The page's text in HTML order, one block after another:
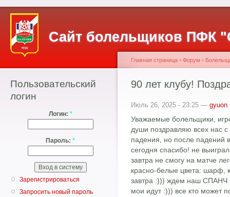
Сайт болельщиков ПФК
Пользовательский
логин
Логин: *
Пароль: *
Зарегистрироваться
Запросить новый пароль
Главная страница › Форум ›
90 лет клубу!
Июль 26, 2025 - 23:25 — gyuon
Уважаемые болельщики,
души поздравляю всех нас
падения, но после падений
сегодня спасибо! не
завтра не смогу на матче
красно-белые цвета: шарф,
завтра :))) ждем наш СПАНЧ
мои идут :))) все кто может